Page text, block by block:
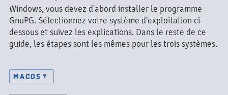
Windows, vous devez d'abord installer le programme
GnuPG. Sélectionnez votre système d'exploitation ci-
dessous et suivez les explications. Dans le reste de ce
guide, les étapes sont les mêmes pour les trois systèmes.
MACOS